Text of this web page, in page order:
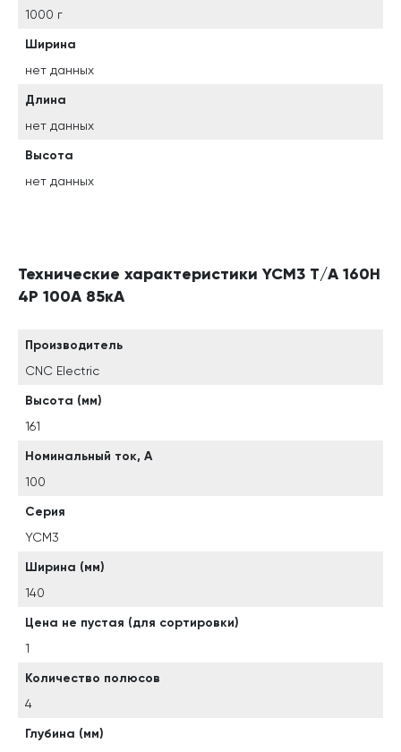
1000 г
Ширина
нет данных
Длина
нет данных
Высота
нет данных
Технические характеристики YCM3 T/A 160H
4P 100А 85кА
Производитель
CNC Electric
Высота (мм)
161
Номинальный ток, А
100
Серия
YCM3
Ширина (мм)
140
Цена не пустая (для сортировки)
1
Количество полюсов
4
Глубина (мм)